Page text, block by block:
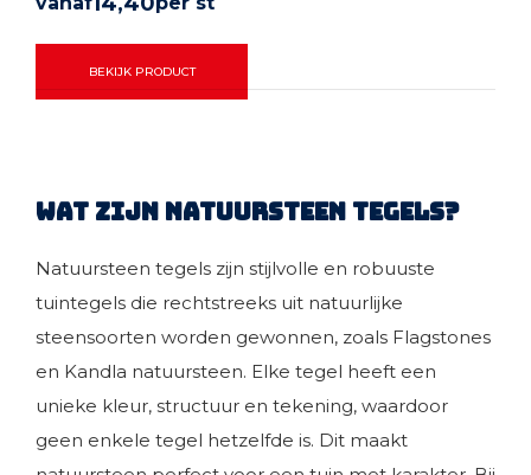
BEKIJK PRODUCT
Wat zijn natuursteen tegels?
Natuursteen tegels zijn stijlvolle en robuuste
tuintegels die rechtstreeks uit natuurlijke
steensoorten worden gewonnen, zoals Flagstones
en Kandla natuursteen. Elke tegel heeft een
unieke kleur, structuur en tekening, waardoor
geen enkele tegel hetzelfde is. Dit maakt